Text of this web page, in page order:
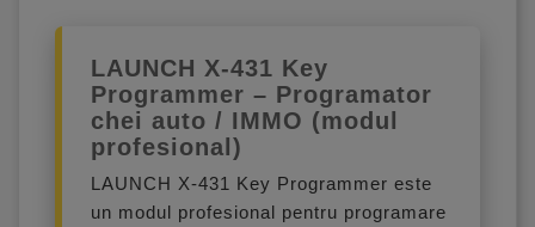
LAUNCH X-431 Key
Programmer – Programator
chei auto / IMMO (modul
profesional)
LAUNCH X-431 Key Programmer este
un modul profesional pentru programare